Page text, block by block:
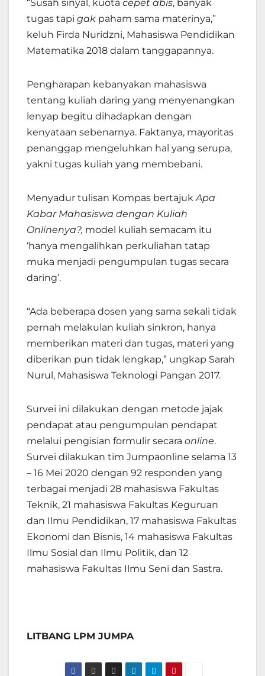
“Susah sinyal, kuota cepet abis, banyak
tugas tapi gak paham sama materinya,”
keluh Firda Nuridzni, Mahasiswa Pendidikan
Matematika 2018 dalam tanggapannya.
Pengharapan kebanyakan mahasiswa
tentang kuliah daring yang menyenangkan
lenyap begitu dihadapkan dengan
kenyataan sebenarnya. Faktanya, mayoritas
penanggap mengeluhkan hal yang serupa,
yakni tugas kuliah yang membebani.
Menyadur tulisan Kompas bertajukApa
Kabar Mahasiswa dengan Kuliah
Onlinenya?, model kuliah semacam itu
‘hanya mengalihkan perkuliahan tatap
muka menjadi pengumpulan tugas secara
daring’.
“Ada beberapa dosen yang sama sekali tidak
pernah melakulan kuliah sinkron, hanya
memberikan materi dan tugas, materi yang
diberikan pun tidak lengkap,” ungkap Sarah
Nurul, Mahasiswa Teknologi Pangan 2017.
Survei ini dilakukan dengan metode jajak
pendapat atau pengumpulan pendapat
melalui pengisian formulir secara online.
Survei dilakukan tim Jumpaonline selama 13
– 16 Mei 2020 dengan 92 responden yang
terbagai menjadi 28 mahasiswa Fakultas
Teknik, 21 mahasiswa Fakultas Keguruan
dan Ilmu Pendidikan, 17 mahasiswa Fakultas
Ekonomi dan Bisnis, 14 mahasiswa Fakultas
Ilmu Sosial dan Ilmu Politik, dan 12
mahasiswa Fakultas Ilmu Seni dan Sastra.
LITBANG LPM JUMPA